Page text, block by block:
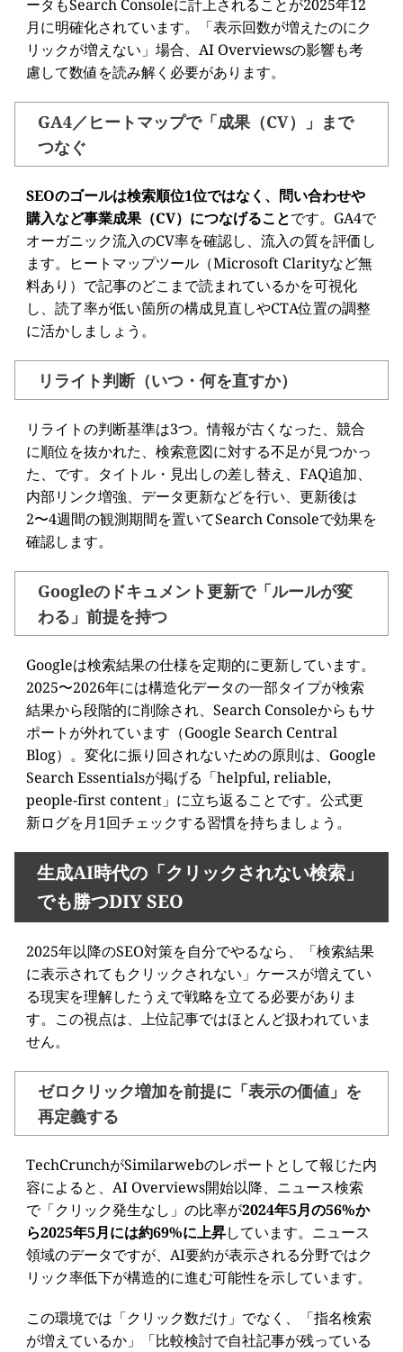
ータもSearch Consoleに計上されることが2025年12
月に明確化されています。「表示回数が増えたのにク
リックが増えない」場合、AI Overviewsの影響も考
慮して数値を読み解く必要があります。
GA4／ヒートマップで「成果（CV）」まで
つなぐ
SEOのゴールは検索順位1位ではなく、問い合わせや
購入など事業成果（CV）につなげることです。GA4で
オーガニック流入のCV率を確認し、流入の質を評価し
ます。ヒートマップツール（Microsoft Clarityなど無
料あり）で記事のどこまで読まれているかを可視化
し、読了率が低い箇所の構成見直しやCTA位置の調整
に活かしましょう。
リライト判断（いつ・何を直すか）
リライトの判断基準は3つ。情報が古くなった、競合
に順位を抜かれた、検索意図に対する不足が見つかっ
た、です。タイトル・見出しの差し替え、FAQ追加、
内部リンク増強、データ更新などを行い、更新後は
2〜4週間の観測期間を置いてSearch Consoleで効果を
確認します。
Googleのドキュメント更新で「ルールが変
わる」前提を持つ
Googleは検索結果の仕様を定期的に更新しています。
2025〜2026年には構造化データの一部タイプが検索
結果から段階的に削除され、Search Consoleからもサ
ポートが外れています（Google Search Central
Blog）。変化に振り回されないための原則は、Google
Search Essentialsが掲げる「helpful, reliable,
people-first content」に立ち返ることです。公式更
新ログを月1回チェックする習慣を持ちましょう。
生成AI時代の「クリックされない検索」
でも勝つDIY SEO
2025年以降のSEO対策を自分でやるなら、「検索結果
に表示されてもクリックされない」ケースが増えてい
る現実を理解したうえで戦略を立てる必要がありま
す。この視点は、上位記事ではほとんど扱われていま
せん。
ゼロクリック増加を前提に「表示の価値」を
再定義する
TechCrunchがSimilarwebのレポートとして報じた内
容によると、AI Overviews開始以降、ニュース検索
で「クリック発生なし」の比率が2024年5月の56%か
ら2025年5月には約69%に上昇しています。ニュース
領域のデータですが、AI要約が表示される分野ではク
リック率低下が構造的に進む可能性を示しています。
この環境では「クリック数だけ」でなく、「指名検索
が増えているか」「比較検討で自社記事が残っている